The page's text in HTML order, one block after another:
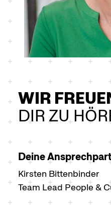
WIR
DIR ZU
Deine
Kirsten Bittenbinder
Team Lead People &